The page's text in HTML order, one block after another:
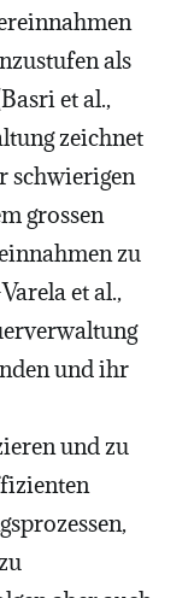
als
et al.,
zeichnet
schwierigen
grossen
zu
et al.,
und ihr
und zu